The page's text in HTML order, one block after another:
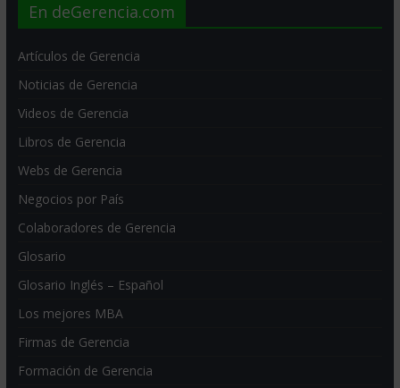
En deGerencia.com
Artículos de Gerencia
Noticias de Gerencia
Videos de Gerencia
Libros de Gerencia
Webs de Gerencia
Negocios por País
Colaboradores de Gerencia
Glosario
Glosario Inglés – Español
Los mejores MBA
Firmas de Gerencia
Formación de Gerencia